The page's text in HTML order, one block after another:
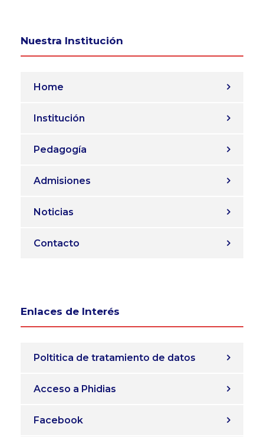
Nuestra Institución
Home
Institución
Pedagogía
Admisiones
Noticias
Contacto
Enlaces de Interés
Poltitica de tratamiento de datos
Acceso a Phidias
Facebook